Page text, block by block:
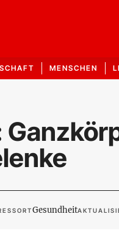
MENSCHEN
Gesundheit